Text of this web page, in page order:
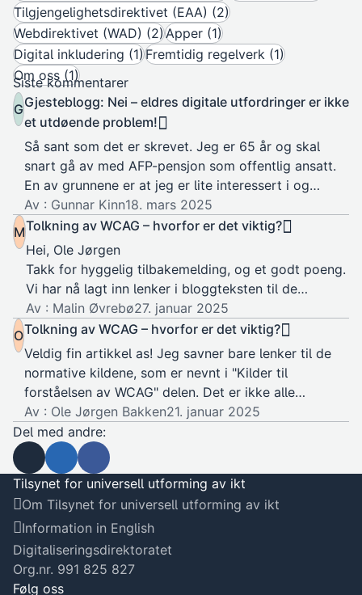
Tilgjengelighetsdirektivet (EAA) (2)
Webdirektivet (WAD) (2)Apper (1)
Digital inkludering (1)Fremtidig regelverk (1)
Om oss (1)
Siste kommentarer
GGjesteblogg: Nei – eldres digitale utfordringer er ikke
et utdøende problem!
Så sant som det er skrevet. Jeg er 65 år og skal
snart gå av med AFP-pensjon som offentlig ansatt.
En av grunnene er at jeg er lite interessert i og…
Av : Gunnar Kinn18. mars 2025
MTolkning av WCAG – hvorfor er det viktig?
Hei, Ole Jørgen
Takk for hyggelig tilbakemelding, og et godt poeng.
Vi har nå lagt inn lenker i bloggteksten til de
normative kildene som…
Av : Malin Øvrebø27. januar 2025
OTolkning av WCAG – hvorfor er det viktig?
Veldig fin artikkel as! Jeg savner bare lenker til de
normative kildene, som er nevnt i "Kilder til
forståelsen av WCAG" delen. Det er ikke alle…
Av : Ole Jørgen Bakken21. januar 2025
Del med andre:
Send som e-post
Del på Linkedin
Del på Facebook
Tilsynet for universell utforming av ikt
Om Tilsynet for universell utforming av ikt
Information in English
Digitaliseringsdirektoratet
Org.nr. 991 825 827
Følg oss